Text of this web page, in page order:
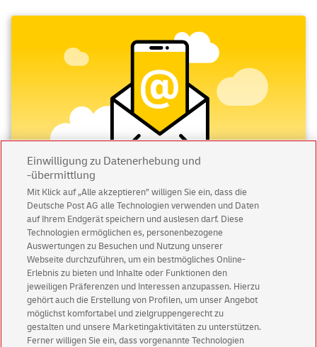
Abonnieren Sie unseren Newsletter
Immer informiert über exklusive Angebote und
Aktionen - jetzt mit Vorteil
Privatkundensichern sich einen5 € Gutschein
für POSTSCAN!
Geschäftskundenerhalten einen5 € Gutschein
für Briefmarke individuell!
Einwilligung zu Datenerhebung und
-übermittlung
Mit Klick auf „Alle akzeptieren” willigen Sie ein, dass die
Deutsche Post AG alle Technologien verwenden und Daten
auf Ihrem Endgerät speichern und auslesen darf. Diese
Technologien ermöglichen es, personenbezogene
Auswertungen zu Besuchen und Nutzung unserer
Webseite durchzuführen, um ein bestmögliches Online-
Erlebnis zu bieten und Inhalte oder Funktionen den
jeweiligen Präferenzen und Interessen anzupassen. Hierzu
gehört auch die Erstellung von Profilen, um unser Angebot
möglichst komfortabel und zielgruppengerecht zu
gestalten und unsere Marketingaktivitäten zu unterstützen.
Ferner willigen Sie ein, dass vorgenannte Technologien